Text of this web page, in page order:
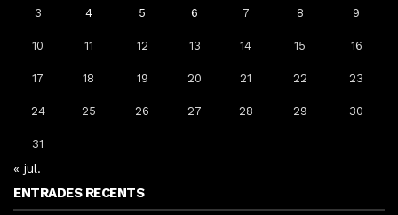
3 4 5 6 7 8 9
10 11 12 13 14 15 16
17 18 19 20 21 22 23
24 25 26 27 28 29 30
31
« jul.
ENTRADES RECENTS